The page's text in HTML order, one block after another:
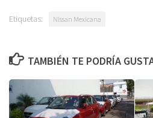
Etiquetas: Nissan Mexicana
TAMBIÉN TE PODRÍA